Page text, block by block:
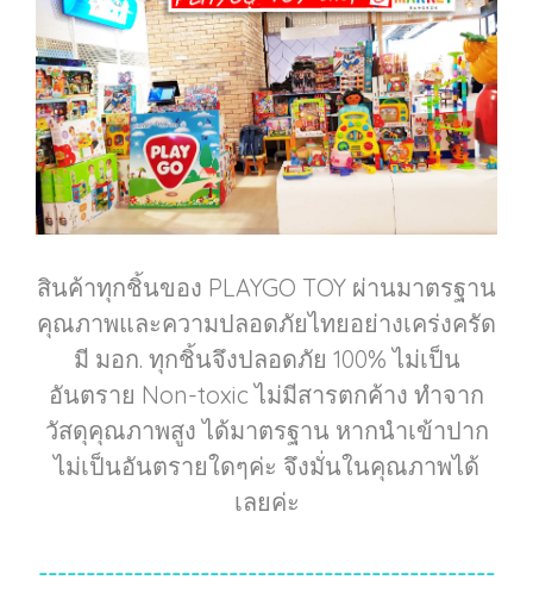
สินค้าทุกชิ้นของ PLAYGO TOY ผ่านมาตรฐาน
คุณภาพและความปลอดภัยไทยอย่างเคร่งครัด
มี มอก. ทุกชิ้นจึงปลอดภัย 100% ไม่เป็น
อันตราย Non-toxic ไม่มีสารตกค้าง ทำจาก
วัสดุคุณภาพสูง ได้มาตรฐาน หากนำเข้าปาก
ไม่เป็นอันตรายใดๆค่ะ จึงมั่นในคุณภาพได้
เลยค่ะ
------------------------------------------------